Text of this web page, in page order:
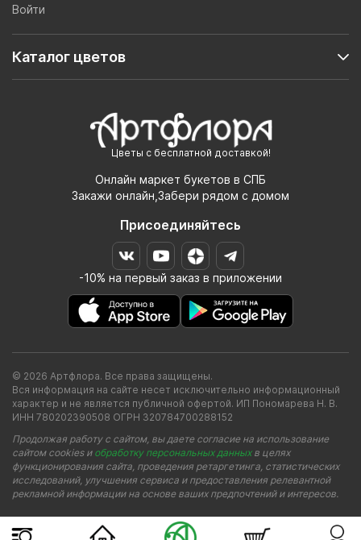
Цветы с бесплатной доставкой!
Онлайн маркет букетов в СПБ
Закажи онлайн,Забери рядом с домом
Присоединяйтесь
-10% на первый заказ в приложении
Войти
Каталог цветов
© 2026 Артфлора. Все права защищены.
Вся информация на сайте несет исключительно информационный
характер и не является публичной офертой. ИП Пономарева Н. В.
ИНН 780202390508 ОГРН 320784700288152
Продолжая работу с сайтом, вы даете согласие на использование
сайтом cookies и обработку персональных данныхв целях
функционирования сайта, проведения ретаргетинга, статистических
исследований, улучшения сервиса и предоставления релевантной
рекламной информации на основе ваших предпочтений и интересов.